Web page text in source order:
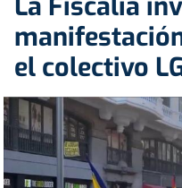
el colectivo